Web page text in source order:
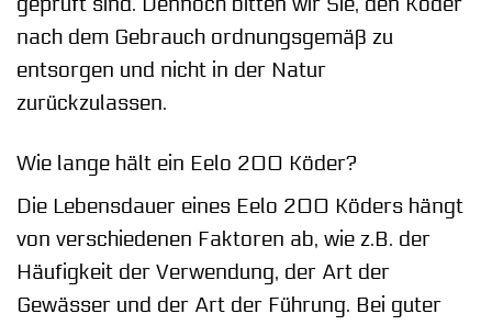
nach dem Gebrauch ordnungsgemäß zu
entsorgen und nicht in der Natur
zurückzulassen.
Wie lange hält ein Eelo 200 Köder?
Die Lebensdauer eines Eelo 200 Köders hängt
von verschiedenen Faktoren ab, wie z.B. der
Häufigkeit der Verwendung, der Art der
Gewässer und der Art der Führung. Bei guter